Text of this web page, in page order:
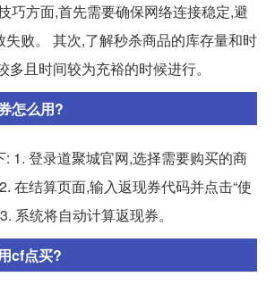
巧方面,首先需要确保网络连接稳定,避
失败。 其次,了解秒杀商品的库存量和时
多且时间较为充裕的时候进行。
怎么用?
1. 登录道聚城官网,选择需要购买的商
在结算页面,输入返现券代码并点击“使
系统将自动计算返现券。
cf点买?